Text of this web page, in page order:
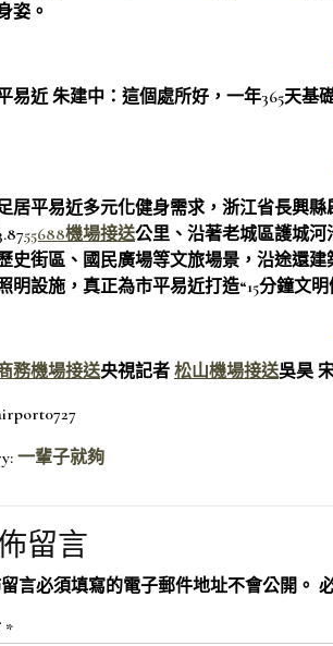
姿。
易近 朱建中： 這個處所好，一年365天基
居平易近多元化健身需求，浙江省長興
55688機場接送公里、沿著老城區護城河
史街區、國民廣場等文旅場景，沿途還建
明設施，真正為市平易近打造“15分鐘文明
務機場接送央視記者 松山機場接送吳昊
一輩子就夠
留言
言必須填寫的電子郵件地址不會公開。
*